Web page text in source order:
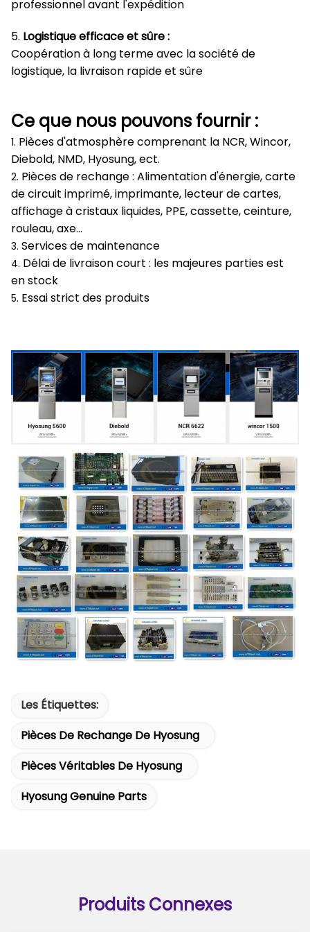
professionnel avant l'expédition
5. Logistique efficace et sûre :
Coopération à long terme avec la société de
logistique, la livraison rapide et sûre
Ce que nous pouvons fournir :
1. Pièces d'atmosphère comprenant la NCR, Wincor,
Diebold, NMD, Hyosung, ect.
2. Pièces de rechange : Alimentation d'énergie, carte
de circuit imprimé, imprimante, lecteur de cartes,
affichage à cristaux liquides, PPE, cassette, ceinture,
rouleau, axe…
3. Services de maintenance
4. Délai de livraison court : les majeures parties est
en stock
5. Essai strict des produits
Les Étiquettes:
Pièces De Rechange De Hyosung
Pièces Véritables De Hyosung
Hyosung Genuine Parts
Produits Connexes